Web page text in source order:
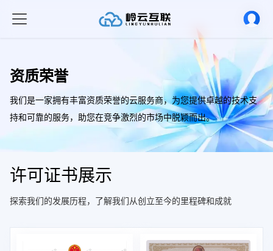
资质荣誉
我们是一家拥有丰富资质荣誉的云服务商，为您提供卓越的技术支
持和可靠的服务，助您在竞争激烈的市场中脱颖而出。
许可证书展示
探索我们的发展历程，了解我们从创立至今的里程碑和成就